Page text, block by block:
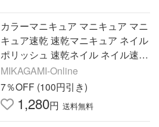
カラーマニキュア マニキュア マニ
キュア速乾 速乾マニキュア ネイル
ポリッシュ 速乾ネイル ネイル速乾
ネイルカラー マニキュアベージュ
nailpolish
MIKAGAMI-Online
7％OFF (100円引き)
1,280円 送料無料